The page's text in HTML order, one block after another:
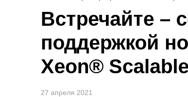
Встречайте –
поддержкой
Xeon®
27 апреля 2021